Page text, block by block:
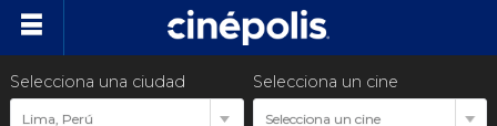
Cartelera
Selecciona una ciudad
Lima, Perú
Selecciona un cine
Selecciona un cine